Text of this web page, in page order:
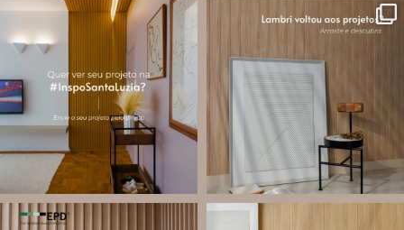
santa.luzia
A #InspoSantaLuzia é um espaço
criado para divulgar projetos que
utilizam produtos Santa Luzia e
valorizar o trabalho de arquitetos,
designers de...
Jul 28
13 0
O lambri é um revestimento versátil
painéis decorativos e diversas
composições para valorizar o
Jul 27
86 8